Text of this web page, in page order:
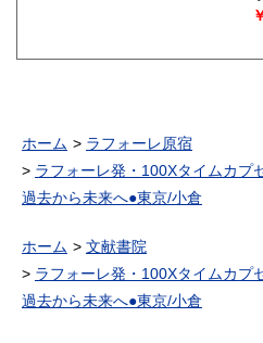
ホーム
ラフォーレ原宿
ラフォーレ発・100Xタイムカプ
過去から未来へ●東京/小倉
ホーム
文献書院
ラフォーレ発・100Xタイムカプ
過去から未来へ●東京/小倉